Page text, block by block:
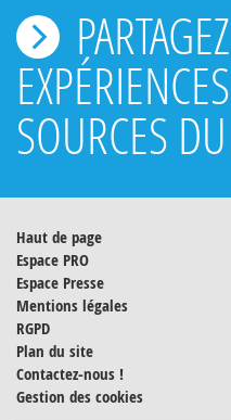
SOURCES
Haut de page
Espace PRO
Espace Presse
Mentions légales
RGPD
Plan du site
Contactez-nous !
Gestion des cookies